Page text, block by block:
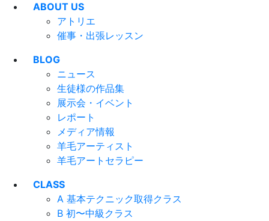
ABOUT US
アトリエ
催事・出張レッスン
BLOG
ニュース
生徒様の作品集
展示会・イベント
レポート
メディア情報
羊毛アーティスト
羊毛アートセラピー
CLASS
A 基本テクニック取得クラス
B 初〜中級クラス